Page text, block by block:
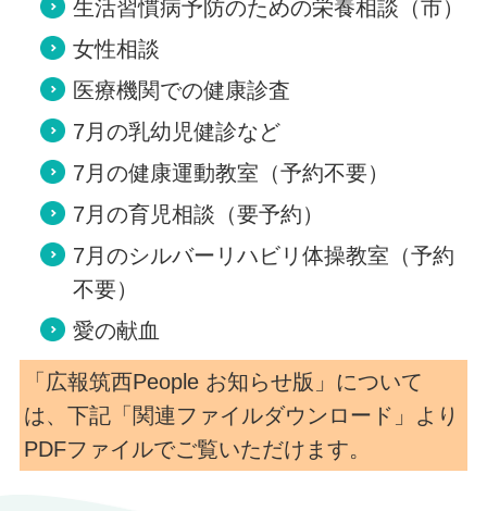
生活習慣病予防のための栄養相談（市）
女性相談
医療機関での健康診査
7月の乳幼児健診など
7月の健康運動教室（予約不要）
7月の育児相談（要予約）
7月のシルバーリハビリ体操教室（予約
不要）
愛の献血
「広報筑西People お知らせ版」について
は、下記「関連ファイルダウンロード」より
PDFファイルでご覧いただけます。